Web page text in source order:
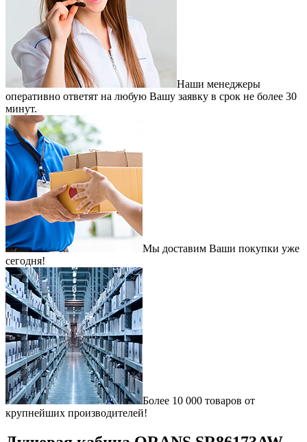
Наши менеджеры
оперативно ответят на любую Вашу заявку в срок не более 30
минут.
Мы доставим Ваши покупки уже
сегодня!
Более 10 000 товаров от
крупнейших производителей!